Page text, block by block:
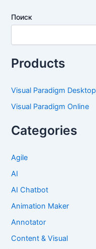
Поиск
Products
Visual Paradigm Desktop
Visual Paradigm Online
Categories
Agile
AI
AI Chatbot
Animation Maker
Annotator
Content & Visual